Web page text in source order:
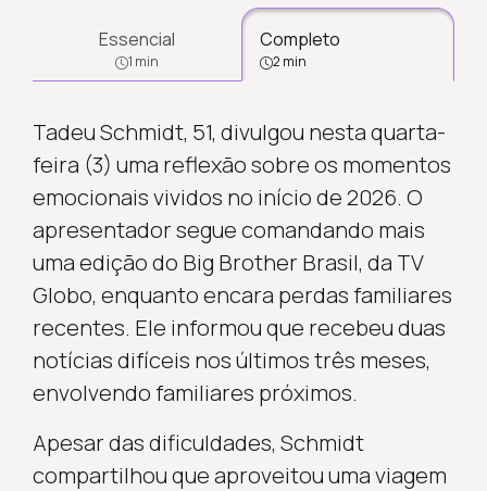
Essencial
1 min
Completo
2 min
Tadeu Schmidt, 51, divulgou nesta quarta-
feira (3) uma reflexão sobre os momentos
emocionais vividos no início de 2026. O
apresentador segue comandando mais
uma edição do Big Brother Brasil, da TV
Globo, enquanto encara perdas familiares
recentes. Ele informou que recebeu duas
notícias difíceis nos últimos três meses,
envolvendo familiares próximos.
Apesar das dificuldades, Schmidt
compartilhou que aproveitou uma viagem